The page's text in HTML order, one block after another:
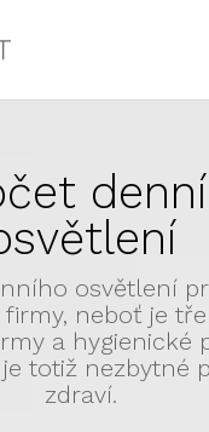
osvětlení
firmy, neboť je
a hygienické
totiž nezbytné
zdraví.